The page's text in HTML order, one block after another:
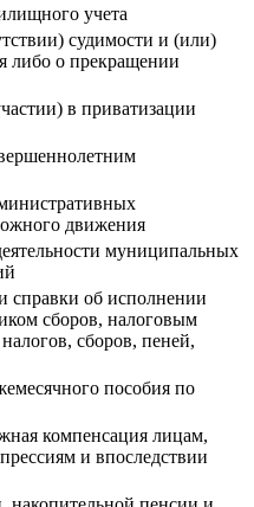
учета
судимости и (или)
либо о прекращении
в приватизации
движения
муниципальных
справки об исполнении
сборов, налоговым
сборов, пеней,
пособия по
компенсация лицам,
и впоследствии